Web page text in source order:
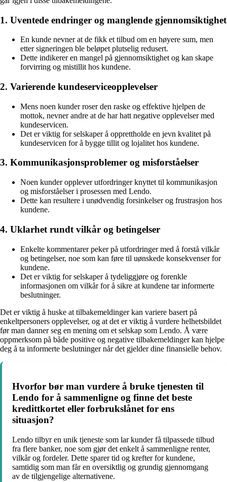
1. Uventede endringer og manglende gjennomsiktighet
En kunde nevner at de fikk et tilbud om en høyere sum, men
etter signeringen ble beløpet plutselig redusert.
Dette indikerer en mangel på gjennomsiktighet og kan skape
forvirring og mistillit hos kundene.
2. Varierende kundeserviceopplevelser
Mens noen kunder roser den raske og effektive hjelpen de
mottok, nevner andre at de har hatt negative opplevelser med
kundeservicen.
Det er viktig for selskaper å opprettholde en jevn kvalitet på
kundeservicen for å bygge tillit og lojalitet hos kundene.
3. Kommunikasjonsproblemer og misforståelser
Noen kunder opplever utfordringer knyttet til kommunikasjon
og misforståelser i prosessen med Lendo.
Dette kan resultere i unødvendig forsinkelser og frustrasjon hos
kundene.
4. Uklarhet rundt vilkår og betingelser
Enkelte kommentarer peker på utfordringer med å forstå vilkår
og betingelser, noe som kan føre til uønskede konsekvenser for
kundene.
Det er viktig for selskaper å tydeliggjøre og forenkle
informasjonen om vilkår for å sikre at kundene tar informerte
beslutninger.
Det er viktig å huske at tilbakemeldinger kan variere basert på
enkeltpersoners opplevelser, og at det er viktig å vurdere helhetsbildet
før man danner seg en mening om et selskap som Lendo. Å være
oppmerksom på både positive og negative tilbakemeldinger kan hjelpe
deg å ta informerte beslutninger når det gjelder dine finansielle behov.
Hvorfor bør man vurdere å bruke tjenesten til
Lendo for å sammenligne og finne det beste
kredittkortet eller forbrukslånet for ens
situasjon?
Lendo tilbyr en unik tjeneste som lar kunder få tilpassede tilbud
fra flere banker, noe som gjør det enkelt å sammenligne renter,
vilkår og fordeler. Dette sparer tid og krefter for kundene,
samtidig som man får en oversiktlig og grundig gjennomgang
av de tilgjengelige alternativene.